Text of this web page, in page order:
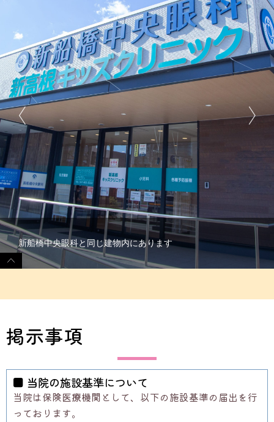
新船橋中央眼科と同じ建物内にあります
掲示事項
■ 当院の施設基準について
当院は保険医療機関として、 以下の施設基準の届出を行
っております。